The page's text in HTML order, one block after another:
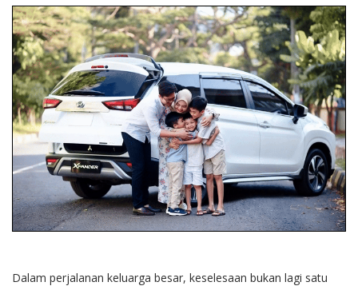
Dalam perjalanan keluarga besar, keselesaan bukan lagi satu